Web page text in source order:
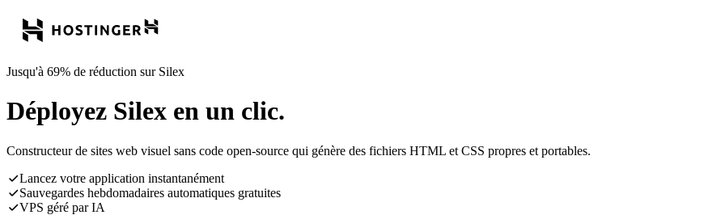
Jusqu'à 69% de réduction sur Silex
Déployez Silex en un clic.
Constructeur de sites web visuel sans code open-source qui génère des fichiers HTML et CSS propres et portables.
Lancez votre application instantanément
Sauvegardes hebdomadaires automatiques gratuites
VPS géré par IA